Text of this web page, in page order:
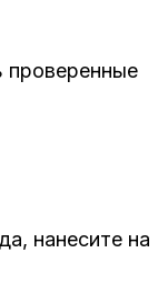
проверенные
нанесите на